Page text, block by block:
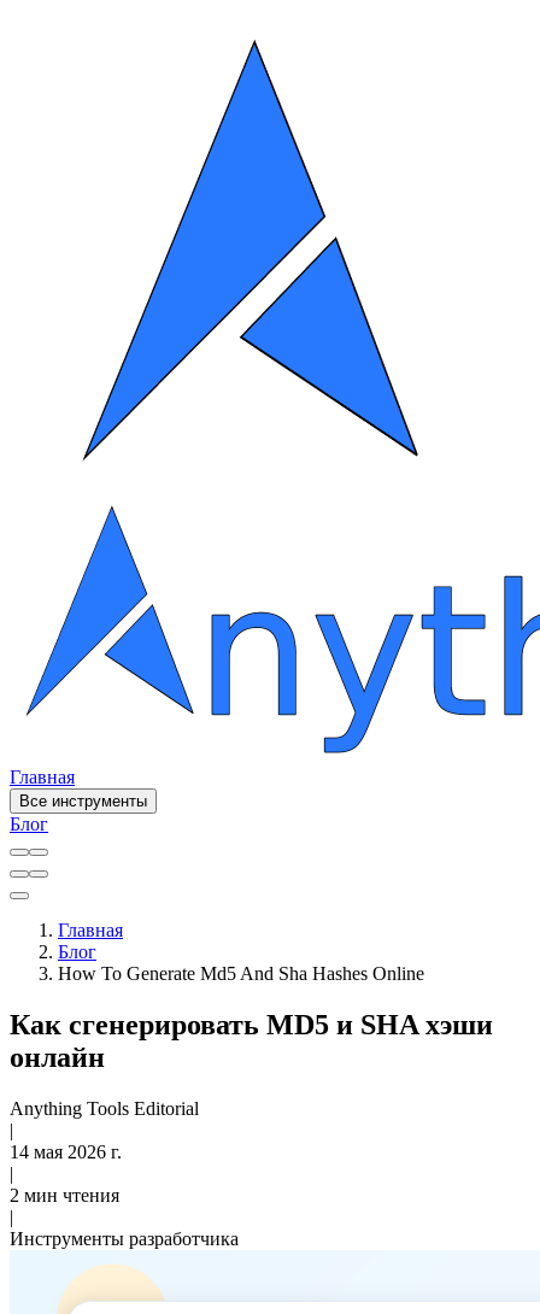
Главная
Все инструменты
Блог
Главная
Блог
How To Generate Md5 And Sha Hashes Online
Как сгенерировать MD5 и SHA хэши
онлайн
Anything Tools Editorial
|
14 мая 2026 г.
|
2 мин чтения
|
Инструменты разработчика